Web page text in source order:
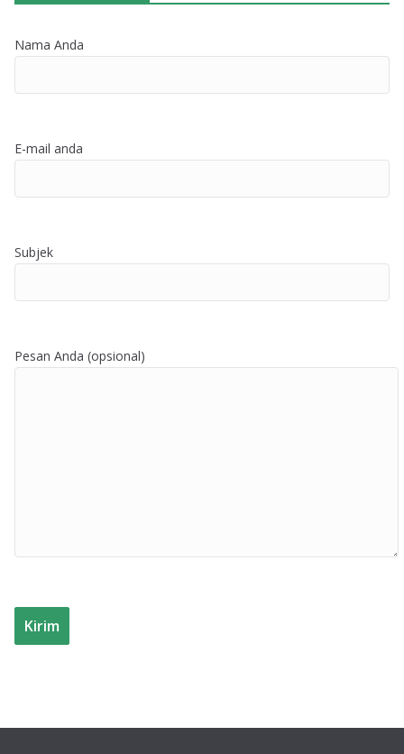
Nama Anda
E-mail anda
Subjek
Pesan Anda (opsional)